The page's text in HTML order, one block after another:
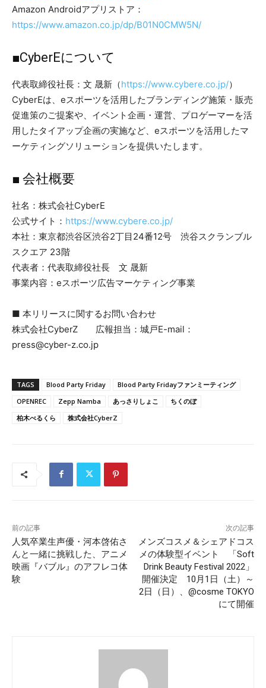
Amazon Androidアプリストア：
https://www.amazon.co.jp/dp/B01N0CMW5N/
■CyberEについて
代表取締役社長：文 晟新（https://www.cybere.co.jp/）
CyberEは、eスポーツを活用したブランディング施策・販売
促進策のご提案や、イベント企画・運営、プロゲーマーを活
用したタイアップ企画の実施など、eスポーツを活用したマ
ーケティングソリューションを提供いたします。
■ 会社概要
社名：株式会社CyberE
公式サイト： https://www.cybere.co.jp/
本社：東京都渋谷区渋谷2丁目24番12号 渋谷スクランブル
スクエア 23階
代表者：代表取締役社長 文 晟新
事業内容：eスポーツ広告マーケティング事業
■ 本リリースに関するお問い合わせ
株式会社CyberZ 広報担当：城戸E-mail：
press@cyber-z.co.jp
TAGS Blood Party Friday
Blood Party Fridayファンミーティング
OPENREC
Zepp Namba あっさりしょこ
ちくのぼ
柏木べるくら
株式会社CyberZ
前の記事
人気卒業生声優・河本啓佑さ
んと一緒に挑戦した、アニメ
映画『バブル』のアフレコ体
験
次の記事
メンズコスメ＆シェアドコス
メの体験型イベント 「Soft
Drink Beauty Festival 2022」
開催決定 10月1日（土）～
2日（日）、@cosme TOKYO
にて開催